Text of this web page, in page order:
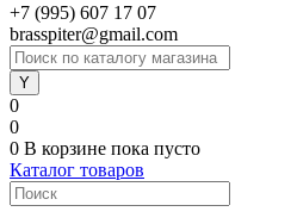
+7 (995) 607 17 07
brasspiter@gmail.com
0
0
0 В корзине пока пусто
Каталог товаров